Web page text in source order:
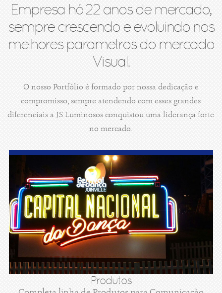
Empresa há 22 anos de mercado,
sempre crescendo e evoluindo nos
melhores parametros do mercado
Visual.
O nosso Portfólio é formado por nossa dedicação e
compromisso, sempre atendendo com esses grandes
diferenciais a JS Luminosos conquistou uma liderança forte
no mercado.
Produtos